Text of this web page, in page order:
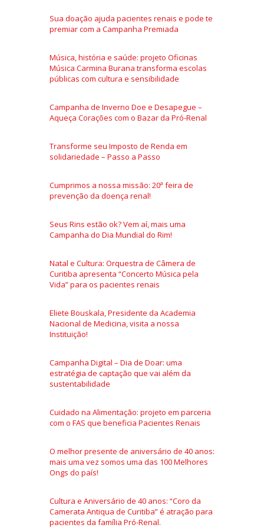
Sua doação ajuda pacientes renais e pode te
premiar com a Campanha Premiada
Música, história e saúde: projeto Oficinas
Música Carmina Burana transforma escolas
públicas com cultura e sensibilidade
Campanha de Inverno Doe e Desapegue –
Aqueça Corações com o Bazar da Pró-Renal
Transforme seu Imposto de Renda em
solidariedade – Passo a Passo
Cumprimos a nossa missão: 20ª feira de
prevenção da doença renal!
Seus Rins estão ok? Vem aí, mais uma
Campanha do Dia Mundial do Rim!
Natal e Cultura: Orquestra de Câmera de
Curitiba apresenta “Concerto Música pela
Vida” para os pacientes renais
Eliete Bouskala, Presidente da Academia
Nacional de Medicina, visita a nossa
Instituição!
Campanha Digital – Dia de Doar: uma
estratégia de captação que vai além da
sustentabilidade
Cuidado na Alimentação: projeto em parceria
com o FAS que beneficia Pacientes Renais
O melhor presente de aniversário de 40 anos:
mais uma vez somos uma das 100 Melhores
Ongs do país!
Cultura e Aniversário de 40 anos: “Coro da
Camerata Antiqua de Curitiba” é atração para
pacientes da família Pró-Renal.